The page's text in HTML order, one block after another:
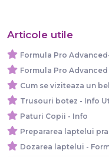
Articole utile
Formula Pro
Formula Pro
Cum se viziteaza un
Trusouri botez - Info
Paturi Copii - Info
Prepararea laptelui
Dozarea laptelui -